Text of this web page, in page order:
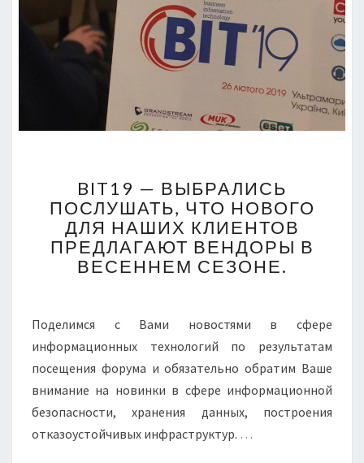
—
ВЫБРАЛИСЬ
ПОСЛУШАТЬ,
ЧТО
НОВОГО
ДЛЯ
ПРЕДЛАГАЮТ
ВЕНДОРЫ
В
ВЕСЕННЕМ
BIT19 — ВЫБРАЛИСЬ
ПОСЛУШАТЬ, ЧТО НОВОГО
ДЛЯ НАШИХ КЛИЕНТОВ
ПРЕДЛАГАЮТ ВЕНДОРЫ В
ВЕСЕННЕМ СЕЗОНЕ.
Поделимся с Вами новостями в сфере
информационных технологий по результатам
посещения форума и обязательно обратим Ваше
внимание на новинки в сфере информационной
безопасности, хранения данных, построения
отказоустойчивых инфраструктур. …